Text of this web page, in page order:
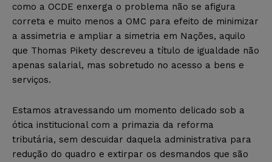
como a OCDE enxerga o problema não se afigura
correta e muito menos a OMC para efeito de minimizar
a assimetria e ampliar a simetria em Nações, aquilo
que Thomas Pikety descreveu a título de igualdade não
apenas salarial, mas sobretudo no acesso a bens e
serviços.
Estamos atravessando um momento delicado sob a
ótica institucional com a primazia da reforma
tributária, sem descuidar daquela administrativa para
redução do quadro e extirpar os desmandos que são